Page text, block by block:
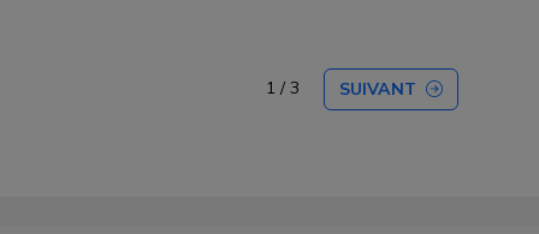
1 / 3 SUIVANT